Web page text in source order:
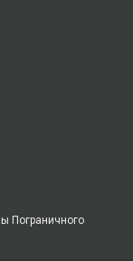
Пограничного